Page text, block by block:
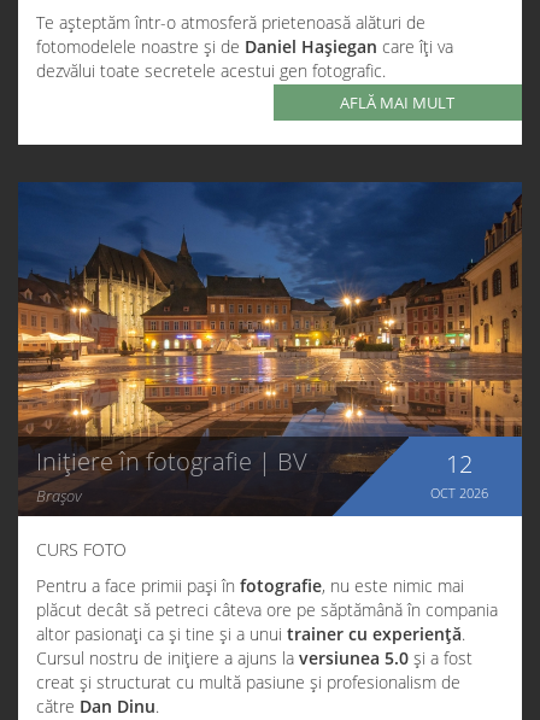
Te așteptăm într-o atmosferă prietenoasă alături de
fotomodelele noastre și de Daniel Hașiegan care îți va
dezvălui toate secretele acestui gen fotografic.
AFLĂ MAI MULT
Inițiere în fotografie | BV
Brașov
12
OCT2026
CURS FOTO
Pentru a face primii pași înfotografie, nu este nimic mai
plăcut decât să petreci câteva ore pe săptămână în compania
altor pasionați ca și tine și a unuitrainer cu experiență.
Cursul nostru de inițiere a ajuns laversiunea 5.0 și a fost
creat și structurat cu multă pasiune și profesionalism de
către Dan Dinu.